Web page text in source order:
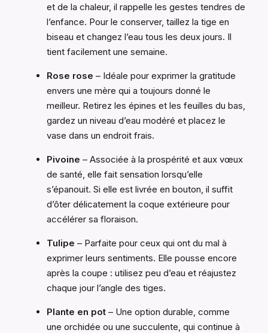
et de la chaleur, il rappelle les gestes tendres de
l’enfance. Pour le conserver, taillez la tige en
biseau et changez l’eau tous les deux jours. Il
tient facilement une semaine.
Rose rose – Idéale pour exprimer la gratitude
envers une mère qui a toujours donné le
meilleur. Retirez les épines et les feuilles du bas,
gardez un niveau d’eau modéré et placez le
vase dans un endroit frais.
Pivoine – Associée à la prospérité et aux vœux
de santé, elle fait sensation lorsqu’elle
s’épanouit. Si elle est livrée en bouton, il suffit
d’ôter délicatement la coque extérieure pour
accélérer sa floraison.
Tulipe – Parfaite pour ceux qui ont du mal à
exprimer leurs sentiments. Elle pousse encore
après la coupe : utilisez peu d’eau et réajustez
chaque jour l’angle des tiges.
Plante en pot – Une option durable, comme
une orchidée ou une succulente, qui continue à